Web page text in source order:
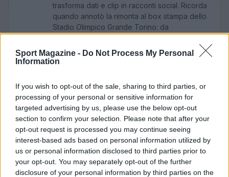
Sport Magazine - Do Not Process My Personal
Information
If you wish to opt-out of the sale, sharing to third parties, or
processing of your personal or sensitive information for
targeted advertising by us, please use the below opt-out
section to confirm your selection. Please note that after your
opt-out request is processed you may continue seeing
interest-based ads based on personal information utilized by
us or personal information disclosed to third parties prior to
your opt-out. You may separately opt-out of the further
disclosure of your personal information by third parties on the
trasforma dati e clip in racconti social. Ricorda
quando annotò la rimonta al box stampa dello
Stadio Olimpico Grande Torino: da
che propugna spiegazioni visive per il tifoso
critico. Dettaglio unico: una stagione